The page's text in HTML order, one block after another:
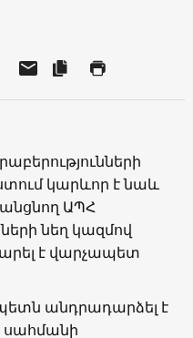
կարևոր է նաև
ԱՊՀ
նեղ կազմով
է վարչապետ
անդրադարձել է